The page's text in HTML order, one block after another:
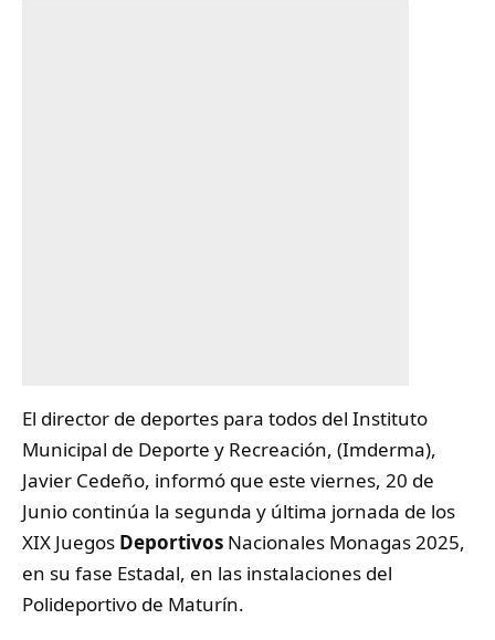
El director de deportes para todos del Instituto
Municipal de Deporte y Recreación, (Imderma),
Javier Cedeño, informó que este viernes, 20 de
Junio continúa la segunda y última jornada de los
XIX Juegos Deportivos Nacionales Monagas 2025,
en su fase Estadal, en las instalaciones del
Polideportivo de Maturín.